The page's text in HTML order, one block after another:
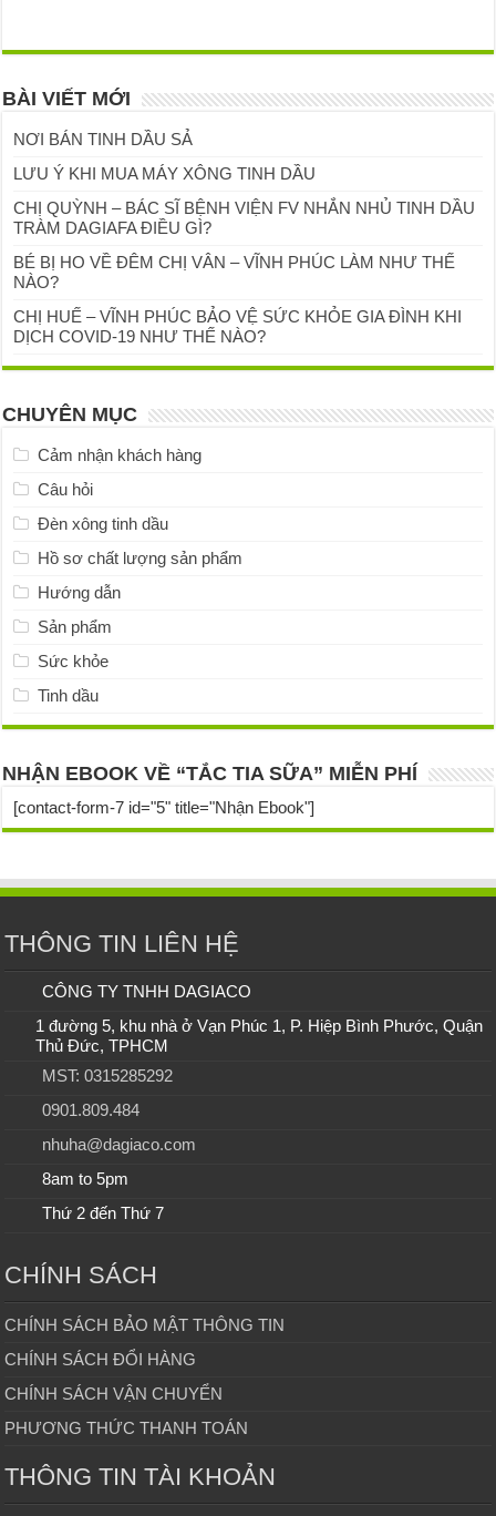
BÀI VIẾT MỚI
NƠI BÁN TINH DẦU SẢ
LƯU Ý KHI MUA MÁY XÔNG TINH DẦU
CHỊ QUỲNH – BÁC SĨ BỆNH VIỆN FV NHẮN NHỦ TINH DẦU
TRÀM DAGIAFA ĐIỀU GÌ?
BÉ BỊ HO VỀ ĐÊM CHỊ VÂN – VĨNH PHÚC LÀM NHƯ THẾ
NÀO?
CHỊ HUẾ – VĨNH PHÚC BẢO VỆ SỨC KHỎE GIA ĐÌNH KHI
DỊCH COVID-19 NHƯ THẾ NÀO?
CHUYÊN MỤC
Cảm nhận khách hàng
Câu hỏi
Đèn xông tinh dầu
Hồ sơ chất lượng sản phẩm
Hướng dẫn
Sản phẩm
Sức khỏe
Tinh dầu
NHẬN EBOOK VỀ “TẮC TIA SỮA” MIỄN PHÍ
[contact-form-7 id="5" title="Nhận Ebook"]
THÔNG TIN LIÊN HỆ
CÔNG TY TNHH DAGIACO
1 đường 5, khu nhà ở Vạn Phúc 1, P. Hiệp Bình Phước, Quận
Thủ Đức, TPHCM
MST: 0315285292
0901.809.484
nhuha@dagiaco.com
8am to 5pm
Thứ 2 đến Thứ 7
CHÍNH SÁCH
CHÍNH SÁCH BẢO MẬT THÔNG TIN
CHÍNH SÁCH ĐỔI HÀNG
CHÍNH SÁCH VẬN CHUYỂN
PHƯƠNG THỨC THANH TOÁN
THÔNG TIN TÀI KHOẢN